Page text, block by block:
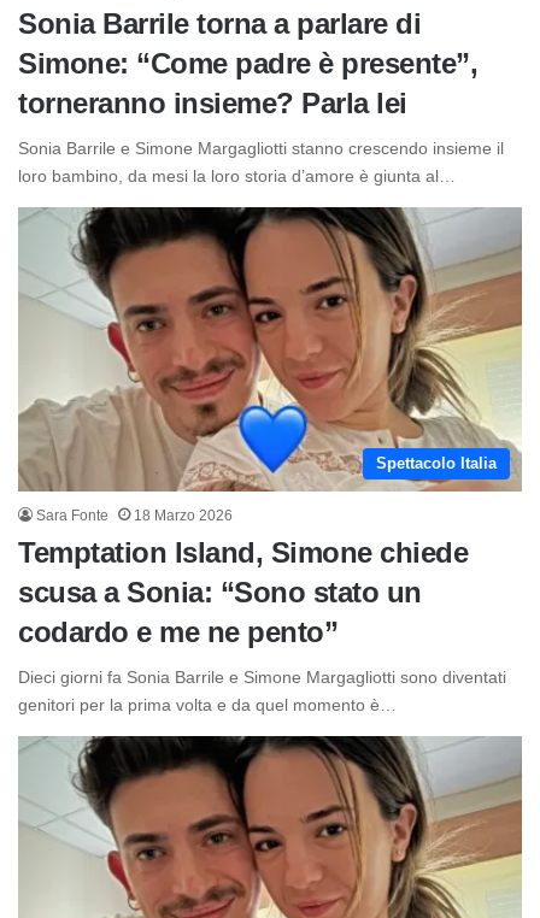
Sonia Barrile torna a parlare di
Simone: “Come padre è presente”,
torneranno insieme? Parla lei
Sonia Barrile e Simone Margagliotti stanno crescendo insieme il
loro bambino, da mesi la loro storia d’amore è giunta al…
Spettacolo Italia
Sara Fonte 18 Marzo 2026
Temptation Island, Simone chiede
scusa a Sonia: “Sono stato un
codardo e me ne pento”
Dieci giorni fa Sonia Barrile e Simone Margagliotti sono diventati
genitori per la prima volta e da quel momento è…